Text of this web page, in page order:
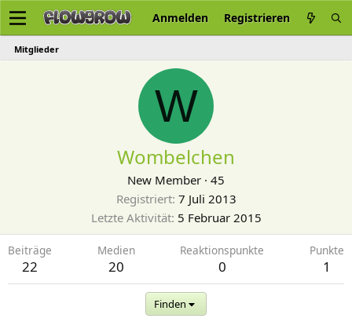
Anmelden Registrieren
Mitglieder
W
Wombelchen
New Member · 45
Registriert 7 Juli 2013
Letzte Aktivität 5 Februar 2015
Beiträge
22
Medien
20
Reaktionspunkte
0
Punkte
1
Finden